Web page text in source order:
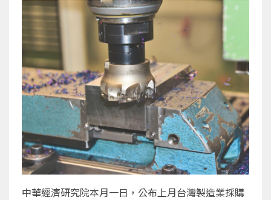
中華經濟研究院本月一日，公布上月台灣製造業採購